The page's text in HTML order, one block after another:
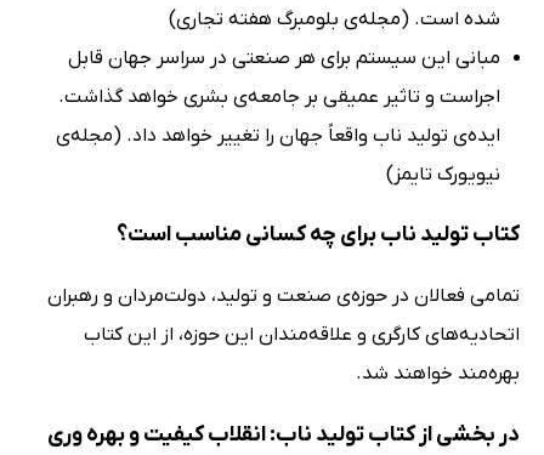
شده است. (مجله‌ی بلومبرگ هفته تجاری)
مبانی این سیستم برای هر صنعتی در سراسر جهان قابل
اجراست و تاثیر عمیقی بر جامعه‌ی بشری خواهد گذاشت.
ایده‌ی تولید ناب واقعاً جهان را تغییر خواهد داد. (مجله‌ی
نیویورک تایمز)
کتاب تولید ناب برای چه کسانی مناسب است؟
تمامی فعالان در حوزه‌ی صنعت و تولید، دولت‌مردان و رهبران
اتحادیه‌های کارگری و علاقه‌مندان این حوزه، از این کتاب
بهره‌مند خواهند شد.
در بخشی از کتاب تولید ناب: انقلاب کیفیت و بهره وری